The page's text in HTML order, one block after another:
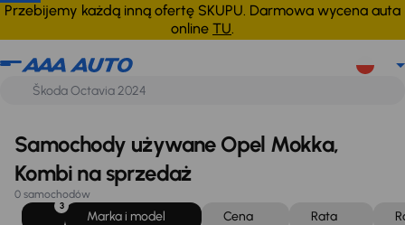
Przebijemy każdą inną ofertę SKUPU. Darmowa wycena auta
online TU.
Opel Mokka Kombi Anuluj wszystko
Samochody używane Opel Mokka,
Kombi na sprzedaż
0 samochodów
3
Marka i model Cena Rata